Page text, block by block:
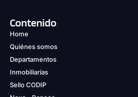
Contenido
Home
Quiénes somos
Departamentos
Inmobiliarias
Sello CODIP